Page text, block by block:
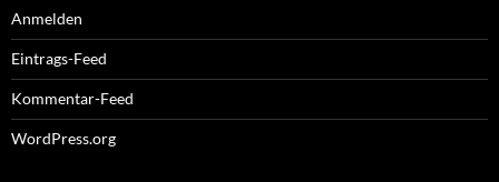
Anmelden
Eintrags-Feed
Kommentar-Feed
WordPress.org